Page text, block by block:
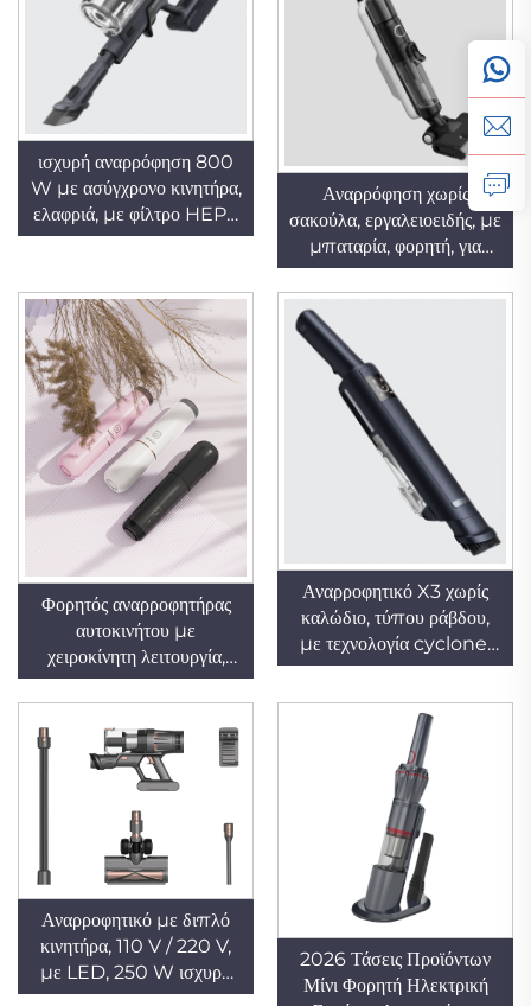
ισχυρή αναρρόφηση 800
W με ασύγχρονο κινητήρα,
ελαφριά, με φίλτρο HEPA
και λειτουργία σάρωσης
επαναφορτιζόμενη, χωρίς
καλώδιο, εργαλειοειδής/
κατακόρυφη αναρρόφηση
Αναρρόφηση χωρίς
σακούλα, εργαλειοειδής, με
μπαταρία, φορητή, για
υγρά και στερεά, με
πλυντήριμο φίλτρο για
οικιακή και ξενοδοχειακή
Φορητός αναρροφητήρας
αυτοκινήτου με
χειροκίνητη λειτουργία,
USB, λιθιο-ϊονική
μπαταρία, ξηρά
αναρρόφηση χωρίς
σακούλα, υψηλής ισχύος
65 W, συνεχούς ρεύματος
με κινητήρα βούρτσας,
εγγύηση 1 έτους,
μικροσκοπικός
σχεδιασμός
Αναρροφητικό X3 χωρίς
καλώδιο, τύπου ράβδου,
με τεχνολογία cyclone,
φορητό για καθαρισμό
χαλιών, με αναδιπλούμενο
σωλήνα και αποσπώμενο
ξηρό μοντέλο για
ξενοδοχεία
Αναρροφητικό με διπλό
κινητήρα, 110 V / 220 V,
με LED, 250 W ισχυρή
αναρρόφηση, ασύρματο,
2026 Τάσεις Προϊόντων
Μίνι Φορητή Ηλεκτρική